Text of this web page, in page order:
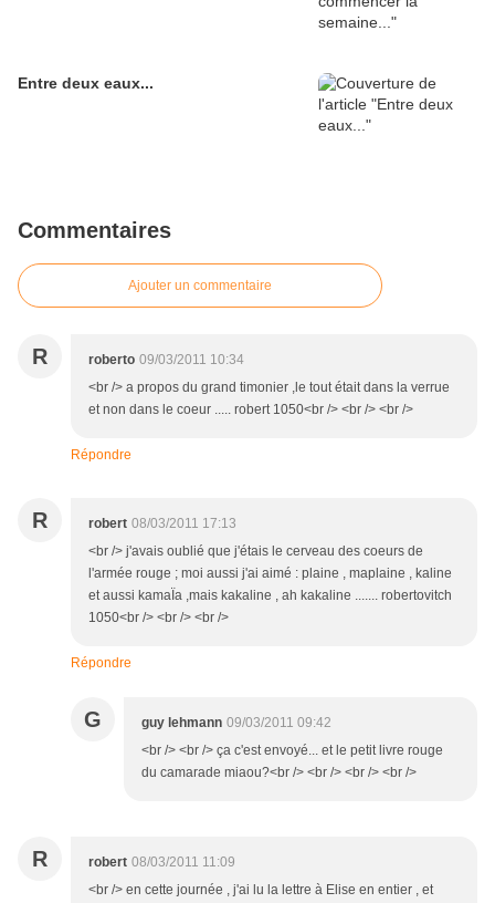
Entre deux eaux...
Commentaires
Ajouter un commentaire
R roberto 09/03/2011 10:34
<br /> a propos du grand timonier ,le tout était dans la verrue
et non dans le coeur ..... robert 1050<br /> <br /> <br />
Répondre
R robert 08/03/2011 17:13
<br /> j'avais oublié que j'étais le cerveau des coeurs de
l'armée rouge ; moi aussi j'ai aimé : plaine , maplaine , kaline
et aussi kamaÏa ,mais kakaline , ah kakaline ....... robertovitch
1050<br /> <br /> <br />
Répondre
G guy lehmann 09/03/2011 09:42
<br /> <br /> ça c'est envoyé... et le petit livre rouge
du camarade miaou?<br /> <br /> <br /> <br />
R robert 08/03/2011 11:09
<br /> en cette journée , j'ai lu la lettre à Elise en entier , et